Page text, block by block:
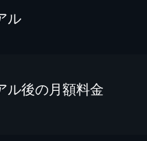
ル
ル後の⽉額料金